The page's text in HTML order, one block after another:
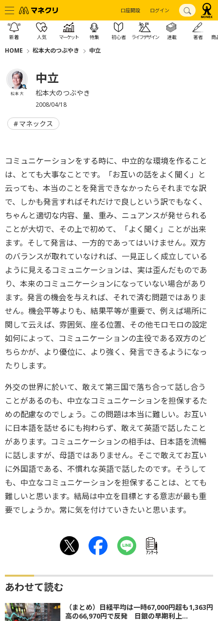
口座開設 ログイン
新着 人気 マーケット 特集 初心者 ライフデザイン 連載 著者 商
HOME 松本大のつぶやき 中立
松本 大
中立
松本大のつぶやき
2008/04/18
マネックス
コミュニケーションをする時に、中立的な環境を作ること
は、とても大事なことです。「お互いの話をよく聞く」と
云っても、本当のことを発言できなかったらそれまでな訳
で、しかも発言すればそれだけで良しという訳でもなく、
ちゃんと適切な内容、量、重み、ニュアンスが発せられる
ことが大切で、その上で初めて、「よく聞く」ことが出来
ます。そして発言は、一方的であってはいけません。双方
のバランスが取れていなければ、一見正しく成立している
ように見えるコミュニケーションは、実は歪んだものであ
り、本来のコミュニケーションになっていない場合があり
ます。発言の機会を与えれば、それで済む問題ではありま
せん。機会平等よりも、結果平等が重要で、例えば場所に
関して云えば、雰囲気、座る位置、その他モロモロの設定
如何によって、コミュニケーションの主役である双方のど
ちらかが、より優位に、より強く、発言できるようになっ
たりします。
外交の世界に於いて、敢えて第三国で落ち合って話し合う
ことがあるのも、中立なコミュニケーションを担保するた
めの配慮なのでしょう。この問題は本当に難しい。お互い
に日本語を話せるにも拘わらず、敢えて英語で話したこと
があります。コミュニケーションの相手は、日本語を流暢
に話しますが、母語ではありません。そこで敢えてお互い
に外国語である、不慣れな英語で話したのです。そうして
も、中立なコミュニケーションを担保することは、とても
難しいと思います。結局は中立を目標とする意志が最も重
要でしょうか。常に気を付けていきたいと思います。
ｱﾝｹｰﾄ
あわせて読む
（まとめ）日経平均は一時67,000円超も1,363円
高の66,970円で反発 日銀の早期利上...